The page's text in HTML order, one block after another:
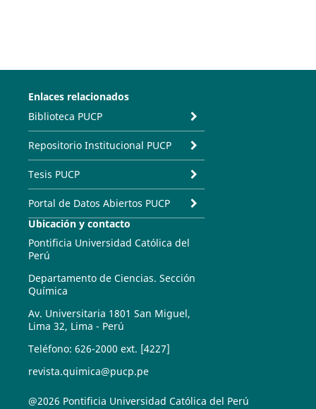
Enlaces relacionados
Biblioteca PUCP
Repositorio Institucional PUCP
Tesis PUCP
Portal de Datos Abiertos PUCP
Ubicación y contacto
Pontificia Universidad Católica del
Perú
Departamento de Ciencias. Sección
Química
Av. Universitaria 1801 San Miguel,
Lima 32, Lima - Perú
Teléfono: 626-2000 ext. [4227]
revista.quimica@pucp.pe
@2026 Pontificia Universidad Católica del Perú